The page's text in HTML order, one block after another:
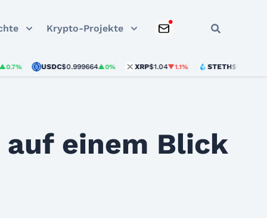
Krypto-Projekte
USDC$0.999664▲0% XRP$1.04▼1.1% STETH$1,926.00
auf einem Blick